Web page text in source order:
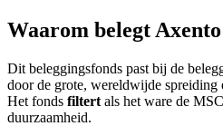
Waarom belegt
Dit beleggingsfonds past bij de
door de grote, wereldwijde spreiding
Het fonds filtert als het ware de
duurzaamheid.